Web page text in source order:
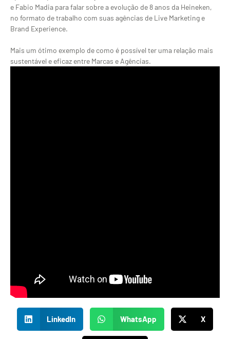
e Fabio Madia para falar sobre a evolução de 8 anos da Heineken,
no formato de trabalho com suas agências de Live Marketing e
Brand Experience.
Mais um ótimo exemplo de como é possível ter uma relação mais
sustentável e eficaz entre Marcas e Agências.
LinkedIn WhatsApp X